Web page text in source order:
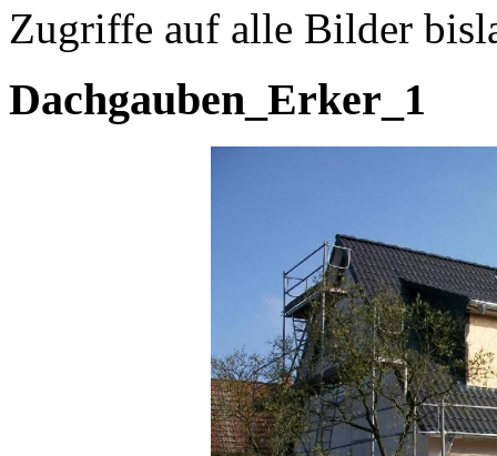
Zugriffe auf alle Bilder
Dachgauben_Erker_1